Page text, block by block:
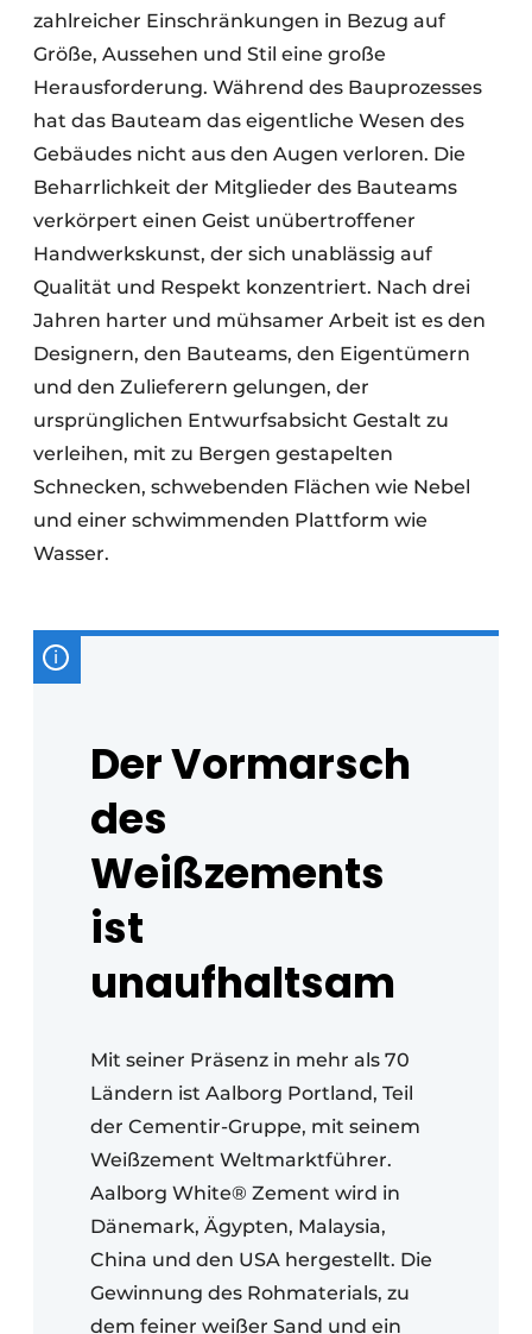
zahlreicher Einschränkungen in Bezug auf
Größe, Aussehen und Stil eine große
Herausforderung. Während des Bauprozesses
hat das Bauteam das eigentliche Wesen des
Gebäudes nicht aus den Augen verloren. Die
Beharrlichkeit der Mitglieder des Bauteams
verkörpert einen Geist unübertroffener
Handwerkskunst, der sich unablässig auf
Qualität und Respekt konzentriert. Nach drei
Jahren harter und mühsamer Arbeit ist es den
Designern, den Bauteams, den Eigentümern
und den Zulieferern gelungen, der
ursprünglichen Entwurfsabsicht Gestalt zu
verleihen, mit zu Bergen gestapelten
Schnecken, schwebenden Flächen wie Nebel
und einer schwimmenden Plattform wie
Wasser.
Der Vormarsch
des
Weißzements
ist
unaufhaltsam
Mit seiner Präsenz in mehr als 70
Ländern ist Aalborg Portland, Teil
der Cementir-Gruppe, mit seinem
Weißzement Weltmarktführer.
Aalborg White® Zement wird in
Dänemark, Ägypten, Malaysia,
China und den USA hergestellt. Die
Gewinnung des Rohmaterials, zu
dem feiner weißer Sand und ein